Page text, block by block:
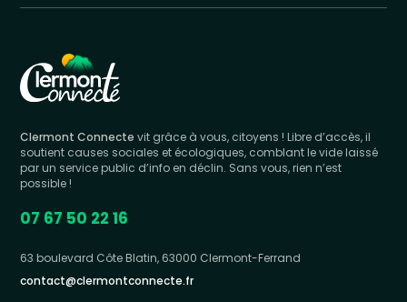
Clermont Connecte vit grâce à vous, citoyens ! Libre d’accès, il
soutient causes sociales et écologiques, comblant le vide laissé
par un service public d’info en déclin. Sans vous, rien n’est
possible !
07 67 50 22 16
63 boulevard Côte Blatin, 63000 Clermont-Ferrand
contact@clermontconnecte.fr